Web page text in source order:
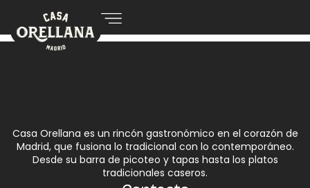
Casa Orellana es un rincón gastronómico en el corazón de
Madrid, que fusiona lo tradicional con lo contemporáneo.
Desde su barra de picoteo y tapas hasta los platos
tradicionales caseros.